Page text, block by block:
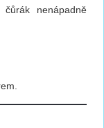
nenápadně